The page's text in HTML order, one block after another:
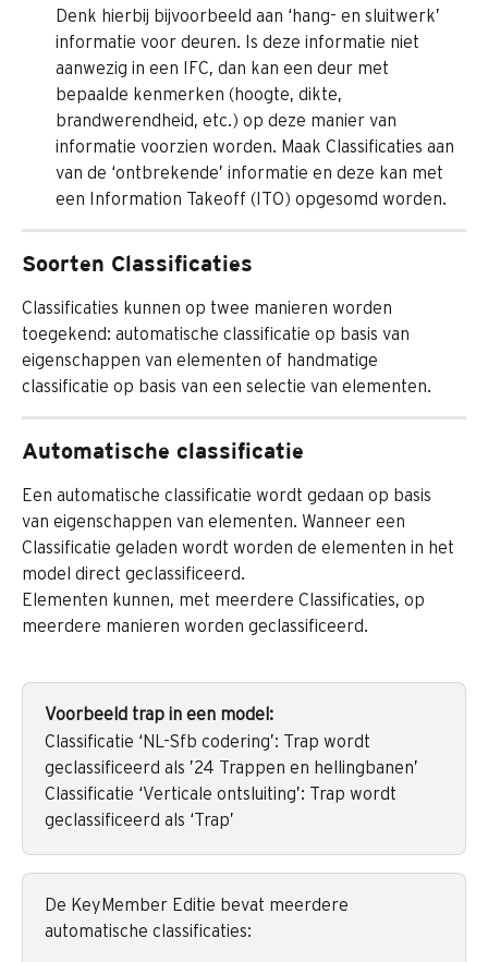
Denk hierbij bijvoorbeeld aan ‘hang- en sluitwerk’
informatie voor deuren. Is deze informatie niet
aanwezig in een IFC, dan kan een deur met
bepaalde kenmerken (hoogte, dikte,
brandwerendheid, etc.) op deze manier van
informatie voorzien worden. Maak Classificaties aan
van de ‘ontbrekende’ informatie en deze kan met
een Information Takeoff (ITO) opgesomd worden.
Soorten Classificaties
Classificaties kunnen op twee manieren worden
toegekend: automatische classificatie op basis van
eigenschappen van elementen of handmatige
classificatie op basis van een selectie van elementen.
Automatische classificatie
Een automatische classificatie wordt gedaan op basis
van eigenschappen van elementen. Wanneer een
Classificatie geladen wordt worden de elementen in het
model direct geclassificeerd.
Elementen kunnen, met meerdere Classificaties, op
meerdere manieren worden geclassificeerd.
Voorbeeld trap in een model:
Classificatie ‘NL-Sfb codering’: Trap wordt
geclassificeerd als ’24 Trappen en hellingbanen’
Classificatie ‘Verticale ontsluiting’: Trap wordt
geclassificeerd als ‘Trap’
De KeyMember Editie bevat meerdere
automatische classificaties: